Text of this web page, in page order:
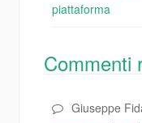
piattaforma
Commenti
Giuseppe